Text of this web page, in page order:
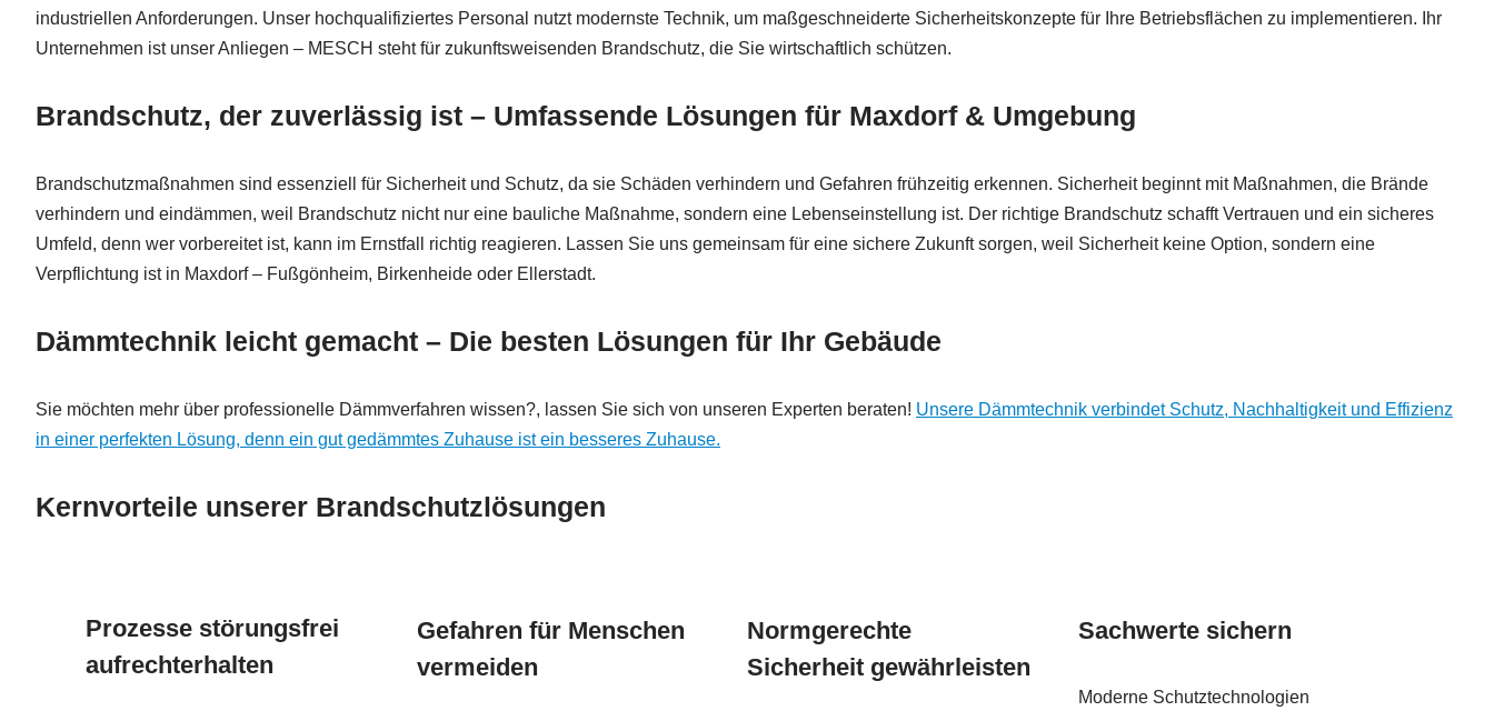
industriellen Anforderungen. Unser hochqualifiziertes Personal nutzt modernste Technik, um maßgeschneiderte Sicherheitskonzepte für Ihre Betriebsflächen zu implementieren. Ihr
Unternehmen ist unser Anliegen – MESCH steht für zukunftsweisenden Brandschutz, die Sie wirtschaftlich schützen.
Brandschutz, der zuverlässig ist – Umfassende Lösungen für Maxdorf & Umgebung
Brandschutzmaßnahmen sind essenziell für Sicherheit und Schutz, da sie Schäden verhindern und Gefahren frühzeitig erkennen. Sicherheit beginnt mit Maßnahmen, die Brände
verhindern und eindämmen, weil Brandschutz nicht nur eine bauliche Maßnahme, sondern eine Lebenseinstellung ist. Der richtige Brandschutz schafft Vertrauen und ein sicheres
Umfeld, denn wer vorbereitet ist, kann im Ernstfall richtig reagieren. Lassen Sie uns gemeinsam für eine sichere Zukunft sorgen, weil Sicherheit keine Option, sondern eine
Verpflichtung ist in Maxdorf – Fußgönheim, Birkenheide oder Ellerstadt.
Dämmtechnik leicht gemacht – Die besten Lösungen für Ihr Gebäude
Sie möchten mehr über professionelle Dämmverfahren wissen?, lassen Sie sich von unseren Experten beraten! Unsere Dämmtechnik verbindet Schutz, Nachhaltigkeit und Effizienz
in einer perfekten Lösung, denn ein gut gedämmtes Zuhause ist ein besseres Zuhause.
Kernvorteile unserer Brandschutzlösungen
Prozesse störungsfrei
aufrechterhalten
Gefahren für Menschen
vermeiden
Normgerechte
Sicherheit gewährleisten
Sachwerte sichern
Moderne Schutztechnologien